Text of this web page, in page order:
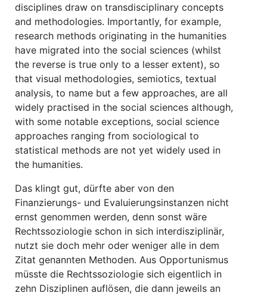
disciplines draw on transdisciplinary concepts
and methodologies. Importantly, for example,
research methods originating in the humanities
have migrated into the social sciences (whilst
the reverse is true only to a lesser extent), so
that visual methodologies, semiotics, textual
analysis, to name but a few approaches, are all
widely practised in the social sciences although,
with some notable exceptions, social science
approaches ranging from sociological to
statistical methods are not yet widely used in
the humanities.
Das klingt gut, dürfte aber von den
Finanzierungs- und Evaluierungsinstanzen nicht
ernst genommen werden, denn sonst wäre
Rechtssoziologie schon in sich interdisziplinär,
nutzt sie doch mehr oder weniger alle in dem
Zitat genannten Methoden. Aus Opportunismus
müsste die Rechtssoziologie sich eigentlich in
zehn Disziplinen auflösen, die dann jeweils an